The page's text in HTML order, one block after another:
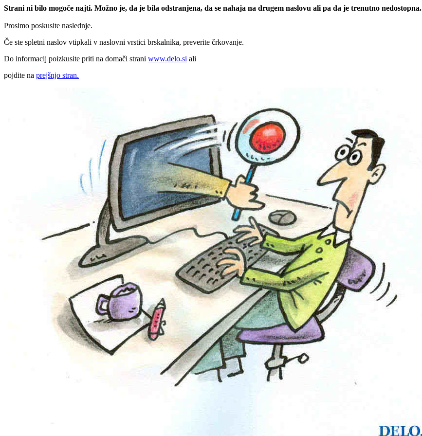
Strani ni bilo mogoče najti. Možno je, da je bila odstranjena, da se nahaja na drugem naslovu ali pa da je trenutno nedostopna.
Prosimo poskusite naslednje.
Če ste spletni naslov vtipkali v naslovni vrstici brskalnika, preverite črkovanje.
Do informacij poizkusite priti na domači strani www.delo.si ali
pojdite na prejšnjo stran.